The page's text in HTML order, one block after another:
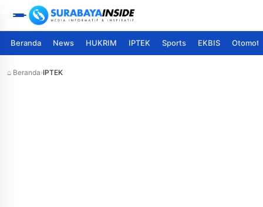
Beranda News HUKRIM IPTEK Sports EKBIS
⌂ Beranda›IPTEK